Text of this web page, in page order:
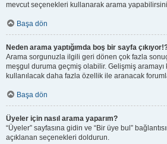
mevcut seçenekleri kullanarak arama
Başa dön
Neden arama yaptığımda boş bir sayfa
Arama sorgunuzla ilgili geri dönen çok fazla
meşgul duruma geçmiş olabilir. Gelişmiş aramayı
kullanılacak daha fazla özellik ile aranacak
Başa dön
Üyeler için nasıl arama yaparım?
“Üyeler” sayfasına gidin ve “Bir üye bul”
açıklanan seçenekleri doldurun.